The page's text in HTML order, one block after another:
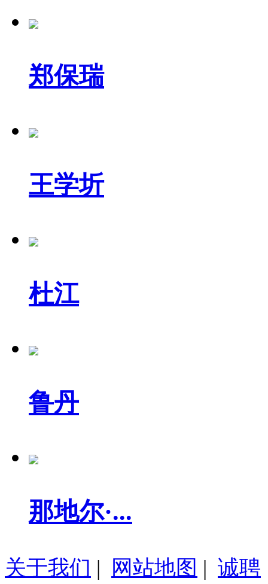
郑保瑞
王学圻
杜江
鲁丹
那地尔·...
关于我们 | 网站地图 | 诚聘